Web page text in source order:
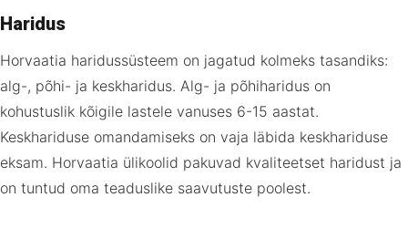
Haridus
Horvaatia haridussüsteem on jagatud kolmeks tasandiks:
alg-, põhi- ja keskharidus. Alg- ja põhiharidus on
kohustuslik kõigile lastele vanuses 6-15 aastat.
Keskhariduse omandamiseks on vaja läbida keskhariduse
eksam. Horvaatia ülikoolid pakuvad kvaliteetset haridust ja
on tuntud oma teaduslike saavutuste poolest.